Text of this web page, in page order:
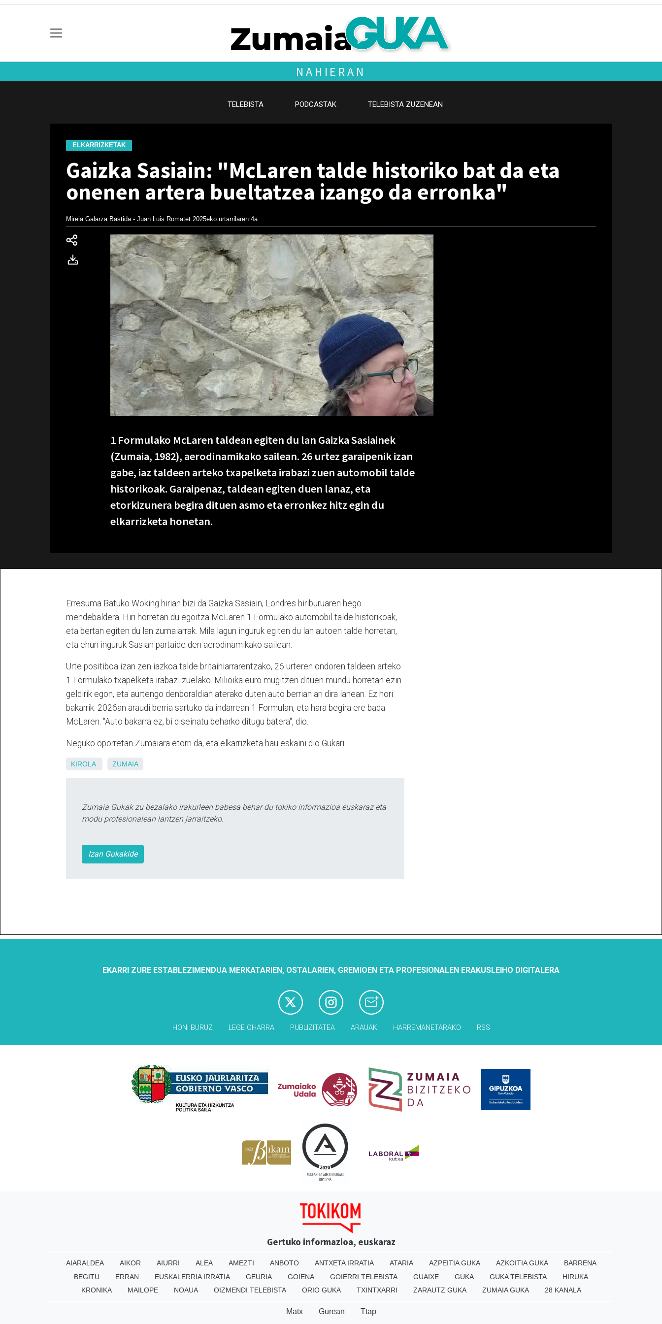
NAHIERAN
TELEBISTA PODCASTAK TELEBISTA ZUZENEAN
ELKARRIZKETAK
Gaizka Sasiain: "McLaren talde historiko bat da eta
onenen artera bueltatzea izango da erronka"
Mireia Galarza Bastida - Juan Luis Romatet 2025eko urtarrilaren 4a
1 Formulako McLaren taldean egiten du lan Gaizka Sasiainek
(Zumaia, 1982), aerodinamikako sailean. 26 urtez garaipenik izan
gabe, iaz taldeen arteko txapelketa irabazi zuen automobil talde
historikoak. Garaipenaz, taldean egiten duen lanaz, eta
etorkizunera begira dituen asmo eta erronkez hitz egin du
elkarrizketa honetan.
Erresuma Batuko Woking hirian bizi da Gaizka Sasiain, Londres hiriburuaren hego
mendebaldera. Hiri horretan du egoitza McLaren 1 Formulako automobil talde historikoak,
eta bertan egiten du lan zumaiarrak. Mila lagun inguruk egiten du lan autoen talde horretan,
eta ehun inguruk Sasian partaide den aerodinamikako sailean.
Urte positiboa izan zen iazkoa talde britainiarrarentzako, 26 urteren ondoren taldeen arteko
1 Formulako txapelketa irabazi zuelako. Milioika euro mugitzen dituen mundu horretan ezin
geldirik egon, eta aurtengo denboraldian aterako duten auto berrian ari dira lanean. Ez hori
bakarrik: 2026an araudi berria sartuko da indarrean 1 Formulan, eta hara begira ere bada
McLaren. "Auto bakarra ez, bi diseinatu beharko ditugu batera", dio.
Neguko oporretan Zumaiara etorri da, eta elkarrizketa hau eskaini dio Gukari.
KIROLA ZUMAIA
Zumaia Gukak zu bezalako irakurleen babesa behar du tokiko informazioa euskaraz eta
modu profesionalean lantzen jarraitzeko.
Izan Gukakide
EKARRI ZURE ESTABLEZIMENDUA MERKATARIEN, OSTALARIEN, GREMIOEN ETA PROFESIONALEN ERAKUSLEIHO DIGITALERA
HONI BURUZ LEGE OHARRA PUBLIZITATEA ARAUAK HARREMANETARAKO RSS
Gertuko informazioa, euskaraz
AIARALDEA AIKOR AIURRI ALEA AMEZTI ANBOTO ANTXETA IRRATIA ATARIA AZPEITIA GUKA AZKOITIA GUKA
BARRENA
BEGITU
ERRAN EUSKALERRIA IRRATIA GEURIA GOIENA GOIERRI TELEBISTA GUAIXE GUKA GUKA TELEBISTA
HIRUKA
KRONIKA
MAILOPE NOAUA OIZMENDI TELEBISTA ORIO GUKA TXINTXARRI ZARAUTZ GUKA ZUMAIA GUKA 28 KANALA
Matx Gurean Ttap